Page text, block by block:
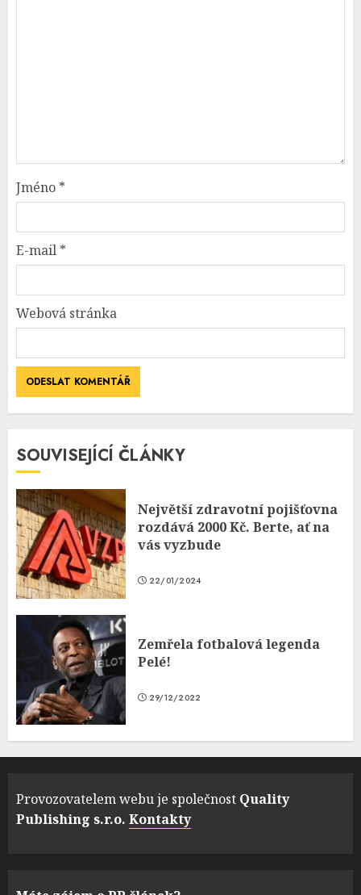
Jméno *
E-mail *
Webová stránka
SOUVISEJÍCÍ ČLÁNKY
Největší zdravotní pojišťovna
rozdává 2000 Kč. Berte, ať na
vás vyzbude
22/01/2024
Zemřela fotbalová legenda
Pelé!
29/12/2022
Provozovatelem webu je společnost Quality
Publishing s.r.o. Kontakty